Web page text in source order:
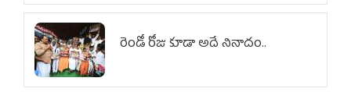
రెండో రోజు కూడా అదే నినాదం..